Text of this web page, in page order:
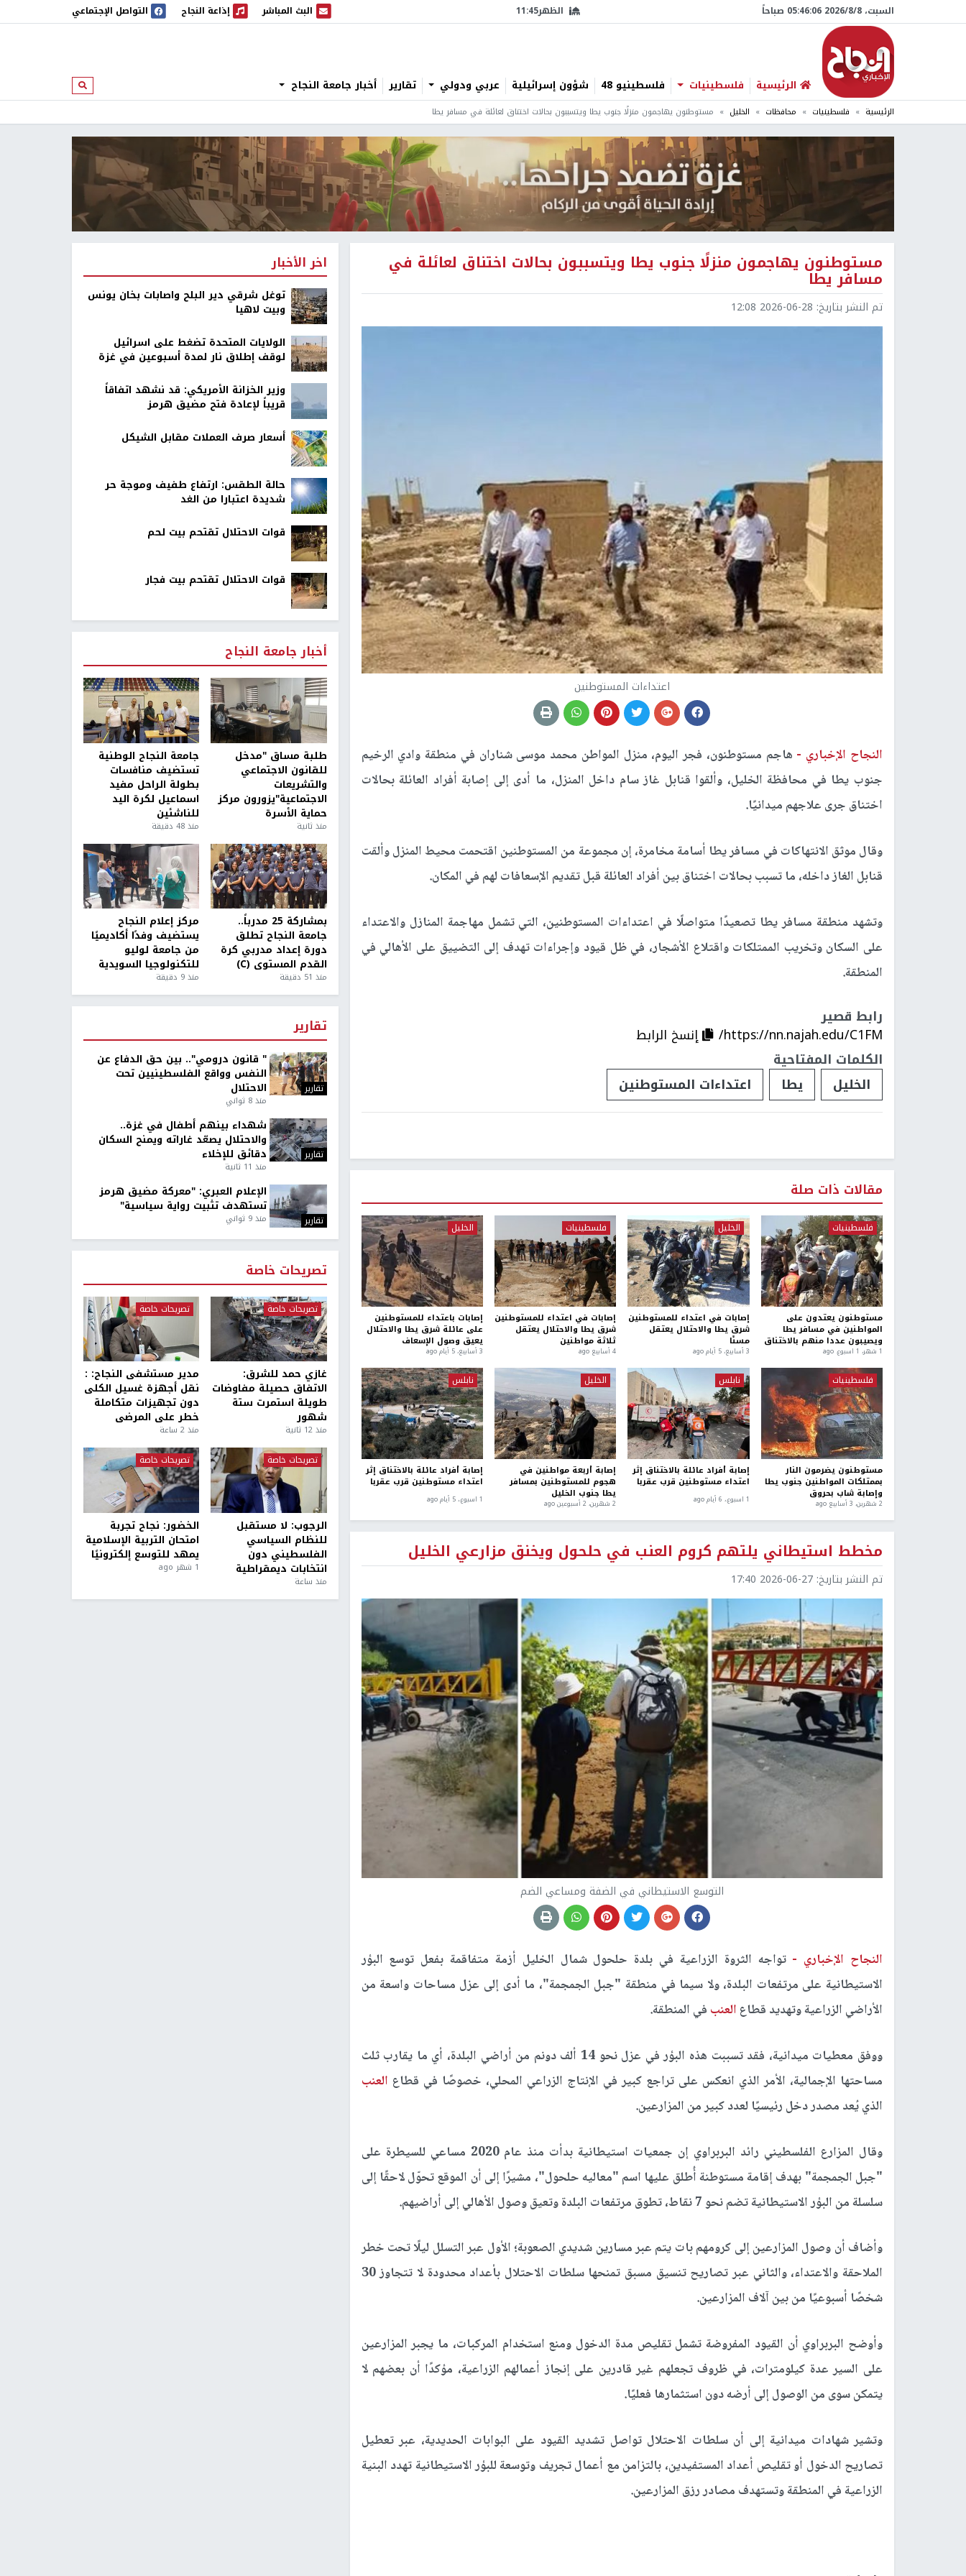
السبت، 8/‏8/‏2026 05:46:07 صباحاً الظهر11:45 البث المباشر
البث المباشر إذاعة النجاح
إذاعة النجاح التواصل الإجتماعي
الرئيسية فلسطينيات فلسطينيو 48 شؤون إسرائيلية عربي ودولي تقارير أخبار جامعة النجاح ابحث
الرئيسية فلسطينيات محافظات الخليل مستوطنون يهاجمون منزلًا جنوب يطا ويتسببون بحالات اختناق لعائلة في مسافر يطا
مستوطنون يهاجمون منزلًا جنوب يطا ويتسببون بحالات اختناق لعائلة في
مسافر يطا
تم النشر بتاريخ: 2026-06-28 12:08
اعتداءات المستوطنين
النجاح الإخباري - هاجم مستوطنون، فجر اليوم، منزل المواطن محمد موسى شناران في منطقة وادي الرخيم
جنوب يطا في محافظة الخليل، وألقوا قنابل غاز سام داخل المنزل، ما أدى إلى إصابة أفراد العائلة بحالات
اختناق جرى علاجهم ميدانيًا.
وقال موثق الانتهاكات في مسافر يطا أسامة مخامرة، إن مجموعة من المستوطنين اقتحمت محيط المنزل وألقت
قنابل الغاز داخله، ما تسبب بحالات اختناق بين أفراد العائلة قبل تقديم الإسعافات لهم في المكان.
وتشهد منطقة مسافر يطا تصعيدًا متواصلًا في اعتداءات المستوطنين، التي تشمل مهاجمة المنازل والاعتداء
على السكان وتخريب الممتلكات واقتلاع الأشجار، في ظل قيود وإجراءات تهدف إلى التضييق على الأهالي في
المنطقة.
رابط قصير
https://nn.najah.edu/C1FM/
إنسخ الرابط
الكلمات المفتاحية
الخليل
يطا اعتداءات المستوطنين
مقالات ذات صلة
فلسطينيات
مستوطنون يعتدون على
المواطنين في مسافر يطا
ويصيبون عددا منهم بالاختناق
1 شهر، 1 اسبوع. ago
الخليل
إصابات في اعتداء للمستوطنين
شرق يطا والاحتلال يعتقل
مسنًا
3 أسابيع، 5 أيام ago
فلسطينيات
إصابات في اعتداء للمستوطنين
شرق يطا والاحتلال يعتقل
ثلاثة مواطنين
4 أسابيع ago
الخليل
إصابات باعتداء للمستوطنين
على عائلة شرق يطا والاحتلال
يعيق وصول الإسعاف
3 أسابيع، 5 أيام ago
فلسطينيات
مستوطنون يضرمون النار
بممتلكات المواطنين جنوب يطا
وإصابة شاب بحروق
2 شهرين، 3 أسابيع ago
نابلس
إصابة أفراد عائلة بالاختناق إثر
اعتداء مستوطنين قرب عقربا
1 اسبوع.، 6 أيام ago
الخليل
إصابة أربعة مواطنين في
هجوم للمستوطنين بمسافر
يطا جنوب الخليل
2 شهرين، 2 أسبوعين ago
نابلس
إصابة أفراد عائلة بالاختناق إثر
اعتداء مستوطنين قرب عقربا
1 اسبوع.، 5 أيام ago
مخطط استيطاني يلتهم كروم العنب في حلحول ويخنق مزارعي الخليل
تم النشر بتاريخ: 2026-06-27 17:40
التوسع الاستيطاني في الضفة ومساعي الضم
النجاح الإخباري -تواجه الثروة الزراعية في بلدة حلحول شمال الخليل أزمة متفاقمة بفعل توسع البؤر
الاستيطانية على مرتفعات البلدة، ولا سيما في منطقة "جبل الجمجمة"، ما أدى إلى عزل مساحات واسعة من
الأراضي الزراعية وتهديد قطاع العنب في المنطقة.
ووفق معطيات ميدانية، فقد تسببت هذه البؤر في عزل نحو 14 ألف دونم من أراضي البلدة، أي ما يقارب ثلث
مساحتها الإجمالية، الأمر الذي انعكس على تراجع كبير في الإنتاج الزراعي المحلي، خصوصًا في قطاع العنب
الذي يُعد مصدر دخل رئيسيًا لعدد كبير من المزارعين.
وقال المزارع الفلسطيني رائد البربراوي إن جمعيات استيطانية بدأت منذ عام 2020 مساعي للسيطرة على
"جبل الجمجمة" بهدف إقامة مستوطنة أُطلق عليها اسم "معاليه حلحول"، مشيرًا إلى أن الموقع تحوّل لاحقًا إلى
سلسلة من البؤر الاستيطانية تضم نحو 7 نقاط، تطوق مرتفعات البلدة وتعيق وصول الأهالي إلى أراضيهم.
وأضاف أن وصول المزارعين إلى كرومهم بات يتم عبر مسارين شديدي الصعوبة؛ الأول عبر التسلل ليلًا تحت خطر
الملاحقة والاعتداء، والثاني عبر تصاريح تنسيق مسبق تمنحها سلطات الاحتلال بأعداد محدودة لا تتجاوز 30
شخصًا أسبوعيًا من بين آلاف المزارعين.
وأوضح البربراوي أن القيود المفروضة تشمل تقليص مدة الدخول ومنع استخدام المركبات، ما يجبر المزارعين
على السير عدة كيلومترات، في ظروف تجعلهم غير قادرين على إنجاز أعمالهم الزراعية، مؤكدًا أن بعضهم لا
يتمكن سوى من الوصول إلى أرضه دون استثمارها فعليًا.
وتشير شهادات ميدانية إلى أن سلطات الاحتلال تواصل تشديد القيود على البوابات الحديدية، عبر تعطيل
تصاريح الدخول أو تقليص أعداد المستفيدين، بالتزامن مع أعمال تجريف وتوسعة للبؤر الاستيطانية تهدد البنية
الزراعية في المنطقة وتستهدف مصادر رزق المزارعين.
اخر الأخبار
توغل شرقي دير البلح واصابات بخان يونس
وبيت لاهيا
الولايات المتحدة تضغط على اسرائيل
لوقف إطلاق نار لمدة أسبوعين في غزة
وزير الخزانة الأمريكي: قد نشهد اتفاقاً
قريباً لإعادة فتح مضيق هرمز
أسعار صرف العملات مقابل الشيكل
حالة الطقس: ارتفاع طفيف وموجة حر
شديدة اعتبارا من الغد
قوات الاحتلال تقتحم بيت لحم
قوات الاحتلال تقتحم بيت فجار
أخبار جامعة النجاح
طلبة مساق "مدخل
للقانون الاجتماعي
والتشريعات
الاجتماعية"يزورون مركز
حماية الأسرة
منذ ثانية
جامعة النجاح الوطنية
تستضيف منافسات
بطولة الراحل مفيد
اسماعيل لكرة اليد
للناشئين
منذ 48 دقيقة
بمشاركة 25 مدرباً..
جامعة النجاح تطلق
دورة إعداد مدربي كرة
القدم المستوى (C)
منذ 51 دقيقة
مركز إعلام النجاح
يستضيف وفدًا أكاديميًا
من جامعة لوليو
للتكنولوجيا السويدية
منذ 9 دقيقة
تقارير
تقارير
" قانون درومي".. بين حق الدفاع عن
النفس وواقع الفلسطينيين تحت
الاحتلال
منذ 8 ثواني
تقارير
شهداء بينهم أطفال في غزة..
والاحتلال يصعّد غاراته ويمنح السكان
دقائق للإخلاء
منذ 11 ثانية
تقارير
الإعلام العبري: "معركة مضيق هرمز
تستهدف تثبيت رواية سياسية"
منذ 9 ثواني
تصريحات خاصة
تصريحات خاصة
غازي حمد للشرق:
الاتفاق حصيلة مفاوضات
طويلة استمرت ستة
شهور
منذ 12 ثانية
تصريحات خاصة
مدير مستشفى النجاح: :
نقل أجهزة غسيل الكلى
دون تجهيزات متكاملة
خطر على المرضى
منذ 2 ساعة
تصريحات خاصة
الرجوب: لا مستقبل
للنظام السياسي
الفلسطيني دون
انتخابات ديمقراطية
منذ ساعة
تصريحات خاصة
الخضور: نجاح تجربة
امتحان التربية الإسلامية
يمهد للتوسع إلكترونيًا
1 شهر ago